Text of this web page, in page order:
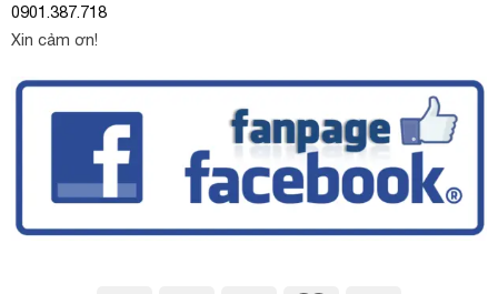
0901.387.718
Xin cảm ơn!